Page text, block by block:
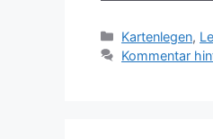
Kategorien
Kartenlegen,
Kommentar